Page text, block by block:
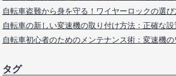
自転車盗難から身を守る！ワイヤーロックの選
自転車の新しい変速機の取り付け方法：正確な
自転車初心者のためのメンテナンス術：変速機
タグ